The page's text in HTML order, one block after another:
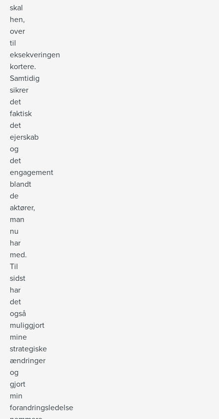
skal
hen,
over
til
eksekveringen
kortere.
Samtidig
sikrer
det
faktisk
det
ejerskab
og
det
engagement
blandt
de
aktører,
man
nu
har
med.
Til
sidst
har
det
også
muliggjort
mine
strategiske
ændringer
og
gjort
min
forandringsledelse